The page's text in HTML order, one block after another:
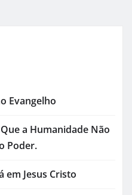
Evangelho
a Humanidade Não
Poder.
em Jesus Cristo